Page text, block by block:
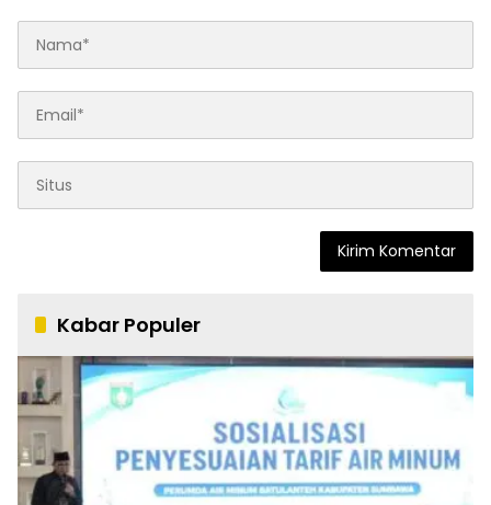
Kabar Populer